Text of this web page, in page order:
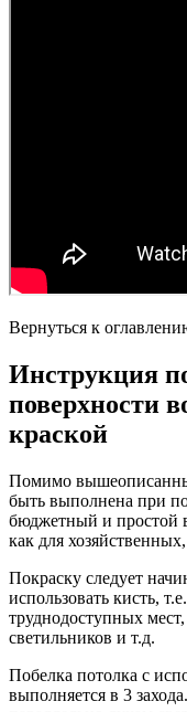
Вернуться к
Инструкция
поверхности
краской
Помимо
быть выполнена при
бюджетный и простой
как для
Покраску следует
использовать кисть,
труднодоступных
светильников и т.д.
Побелка потолка с
выполняется в 3